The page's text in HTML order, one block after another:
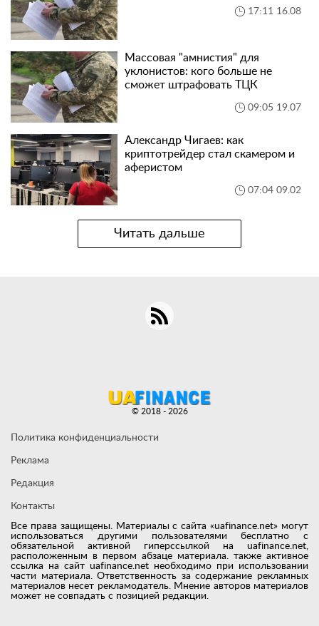
17:11 16.08
Массовая "амнистия" для
уклонистов: кого больше не
сможет штрафовать ТЦК
09:05 19.07
Александр Чигаев: как
криптотрейдер стал скамером и
аферистом
07:04 09.02
Читать дальше
Все права защищены. Материалы с сайта «uafinance.net» могут
использоваться другими пользователями бесплатно с
обязательной активной гиперссылкой на uafinance.net,
расположенным в первом абзаце материала. также активное
ссылка на сайт uafinance.net необходимо при использовании
части материала. Ответственность за содержание рекламных
материалов несет рекламодатель. Мнение авторов материалов
может не совпадать с позицией редакции.
Политика конфиденциальности
Реклама
Редакция
Контакты
© 2018 - 2026